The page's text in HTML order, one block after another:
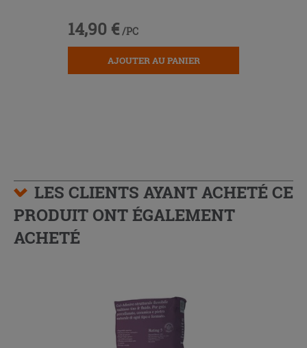
14,90 € /PC
AJOUTER AU PANIER
LES CLIENTS AYANT ACHETÉ CE
PRODUIT ONT ÉGALEMENT
ACHETÉ